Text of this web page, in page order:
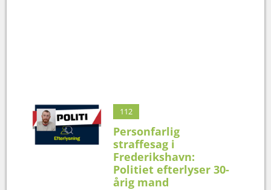
112
Personfarlig
straffesag i
Frederikshavn:
Politiet efterlyser 30-
årig mand